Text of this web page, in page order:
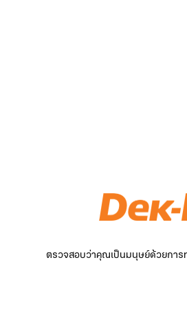
ตรวจสอบว่าคุณเป็นมนุษย์ด้วยการ